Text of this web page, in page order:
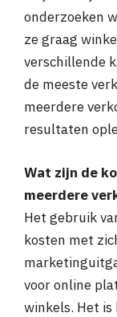
onderzoeken
ze graag
verschillende
de meeste
meerdere
resultaten
Wat zijn de
meerdere
Het gebruik
kosten met
voor online
winkels. Het